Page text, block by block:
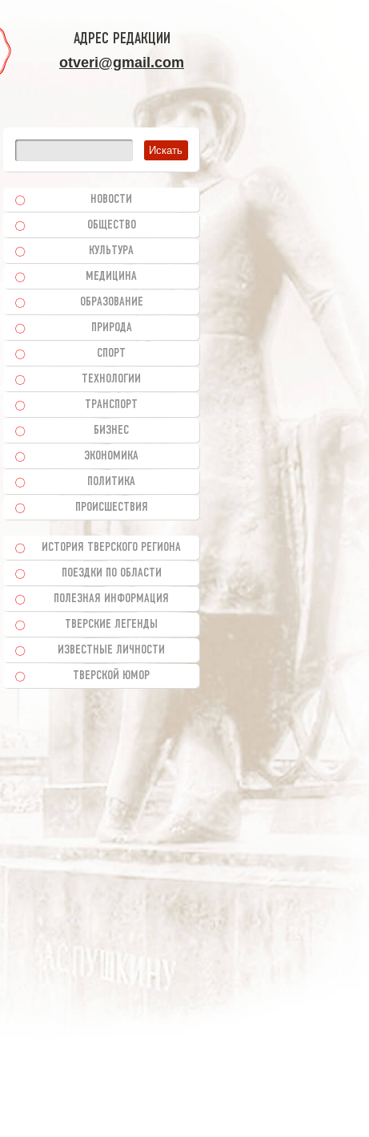
АДРЕС РЕДАКЦИИ
otveri@gmail.com
НОВОСТИ
ОБЩЕСТВО
КУЛЬТУРА
МЕДИЦИНА
ОБРАЗОВАНИЕ
ПРИРОДА
СПОРТ
ТЕХНОЛОГИИ
ТРАНСПОРТ
БИЗНЕС
ЭКОНОМИКА
ПОЛИТИКА
ПРОИСШЕСТВИЯ
ИСТОРИЯ ТВЕРСКОГО РЕГИОНА
ПОЕЗДКИ ПО ОБЛАСТИ
ПОЛЕЗНАЯ ИНФОРМАЦИЯ
ТВЕРСКИЕ ЛЕГЕНДЫ
ИЗВЕСТНЫЕ ЛИЧНОСТИ
ТВЕРСКОЙ ЮМОР